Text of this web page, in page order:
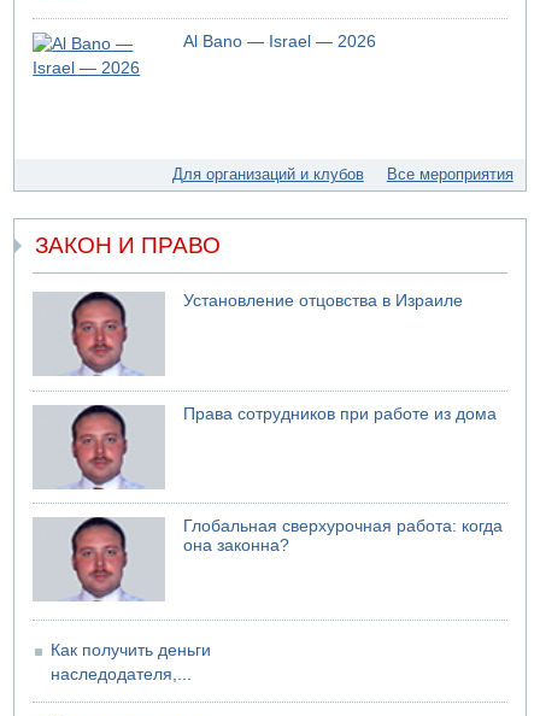
для уклонистов-харедим
07.08.2026 17:48
В Иерусалиме водитель врезался в забор и серьезно
07.08.2026 13:39
Моджтаба Хаменеи в плохом состоянии
Al Bano — Israel — 2026
Для организаций и клубов Все мероприятия
ЗАКОН И ПРАВО
Установление отцовства в Израиле
Права сотрудников при работе из дома
Глобальная сверхурочная работа: когда
она законна?
Как получить деньги
наследодателя,...